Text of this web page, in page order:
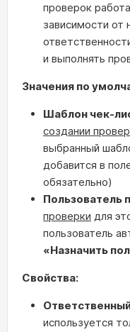
проверок
зависимости от
и выполнять
Значения по
Шаблон чек-
создании
выбранный
добавится в
обязательно)
Пользователь
проверки для
пользователь
«Назначить
Свойства:
используется